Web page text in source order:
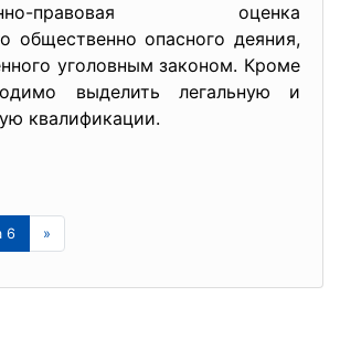
правовая оценка
общественно опасного деяния,
уголовным законом. Кроме
выделить легальную и
квалификации.
6 »